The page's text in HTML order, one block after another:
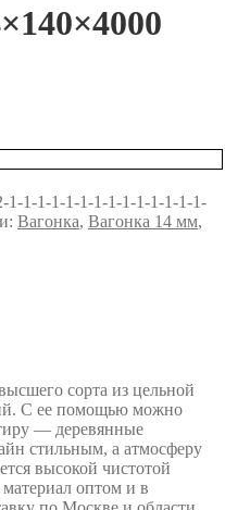
1-1-1-1-1-1-1-1-1-1-1-1-1-1-
Вагонка, Вагонка 14 мм,
сорта из цельной
С ее помощью можно
— деревянные
стильным, а атмосферу
высокой чистотой
оптом и в